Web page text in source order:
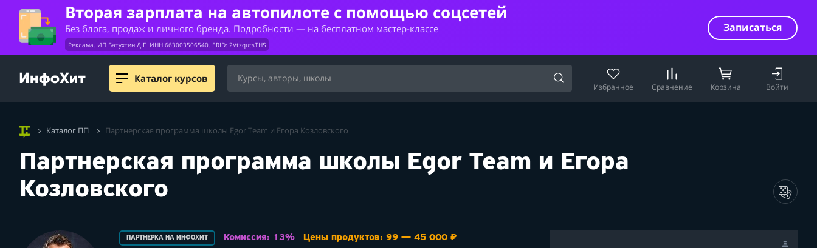
Вторая зарплата на автопилоте с помощью соцсетей
Без блога, продаж и личного бренда. Подробности — на бесплатном мастер-классе
Реклама. ИП Батухтин Д.Г. ИНН 663003506540. ERID: 2VtzqutsTHS
Записаться
Каталог курсов
Избранное Сравнение Корзина Войти
Каталог ПП Партнерская программа школы Egor Team и Егора Козловского
Партнерская программа школы Egor Team и Егора
Козловского
ПАРТНЕРКА НА ИНФОХИТ Комиссия: 13% Цены продуктов: 99 — 45 000 ₽